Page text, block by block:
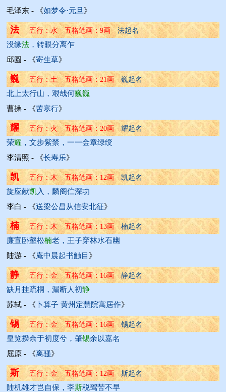
毛泽东 - 《如梦令·元旦 》
法 五行：水 五格笔画：9画 法起名
没缘法 ，转眼分离乍
邱圆 - 《寄生草》
巍 五行：土 五格笔画：21画 巍起名
北上太行山，艰哉何巍巍
曹操 - 《苦寒行》
耀 五行：火 五格笔画：20画 耀起名
荣耀 ，文步紫禁，一一金章绿绶
李清照 - 《长寿乐》
凯 五行：木 五格笔画：12画 凯起名
旋应献凯入，麟阁伫深功
李白 - 《送梁公昌从信安北征》
楠 五行：木 五格笔画：13画 楠起名
廉宣卧壑松楠老，王子穿林水石幽
陆游 - 《庵中晨起书触目 》
静 五行：金 五格笔画：16画 静起名
缺月挂疏桐，漏断人初静
苏轼 - 《 卜算子 黄州定慧院寓居作》
锡 五行：金 五格笔画：16画 锡起名
皇览揆余于初度兮，肇锡余以嘉名
屈原 - 《离骚》
斯 五行：金 五格笔画：12画 斯起名
陆机雄才岂自保，李斯税驾苦不早